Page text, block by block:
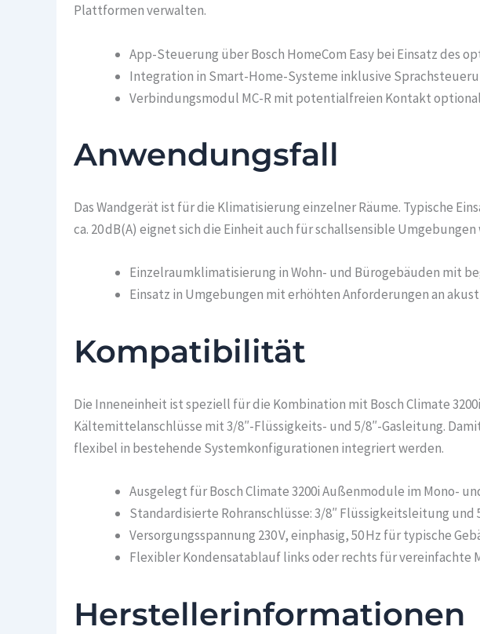
Plattformen verwalten.
App-Steuerung über Bosch HomeCom Easy bei Einsatz des
Integration in Smart-Home-Systeme inklusive
Verbindungsmodul MC-R mit potentialfreien Kontakt
Anwendungsfall
Das Wandgerät ist für die Klimatisierung einzelner Räume. Typische
ca. 20 dB(A) eignet sich die Einheit auch für schallsensible
Einzelraumklimatisierung in Wohn- und Bürogebäuden mit
Einsatz in Umgebungen mit erhöhten Anforderungen an
Kompatibilität
Die Inneneinheit ist speziell für die Kombination mit Bosch Climate
Kältemittelanschlüsse mit 3/8″-Flüssigkeits- und 5/8″-Gasleitung.
flexibel in bestehende Systemkonfigurationen integriert werden.
Ausgelegt für Bosch Climate 3200i Außenmodule im Mono-
Standardisierte Rohranschlüsse: 3/8″ Flüssigkeitsleitung und
Versorgungsspannung 230 V, einphasig, 50 Hz für typische
Flexibler Kondensatablauf links oder rechts für vereinfachte
Herstellerinformationen